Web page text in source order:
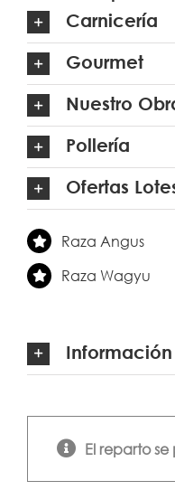
Carnicería
Gourmet
Nuestro
Pollería
Ofertas
Raza Angus
Raza Wagyu
El reparto